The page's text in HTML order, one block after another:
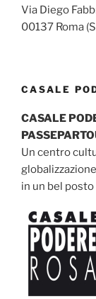
Via Diego
00137 Roma
CASALE
CASALE
Un centro
globalizzazione
in un bel